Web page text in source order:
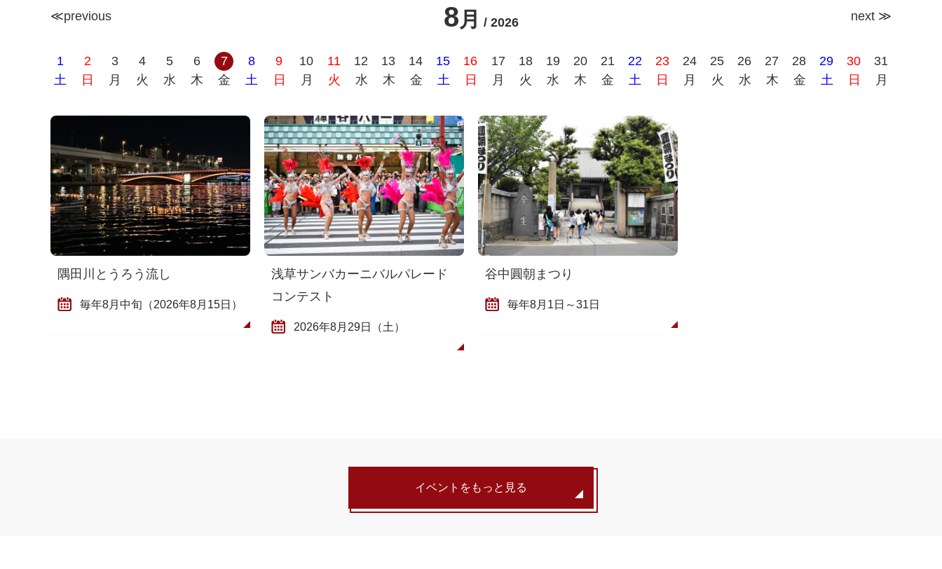
≪previous 8 月 / 2026 next ≫
1
土
2
日
3
月
4
火
5
水
6
木
7
金
8
土
9
日
10
月
11
火
12
水
13
木
14
金
15
土
16
日
17
月
18
火
19
水
20
木
21
金
22
土
23
日
24
月
25
火
26
水
27
木
28
金
29
土
30
日
31
月
隅田川とうろう流し
毎年8月中旬（2026年8月15日）
浅草サンバカーニバルパレード
コンテスト
2026年8月29日（土）
谷中圓朝まつり
毎年8月1日～31日
イベントをもっと見る